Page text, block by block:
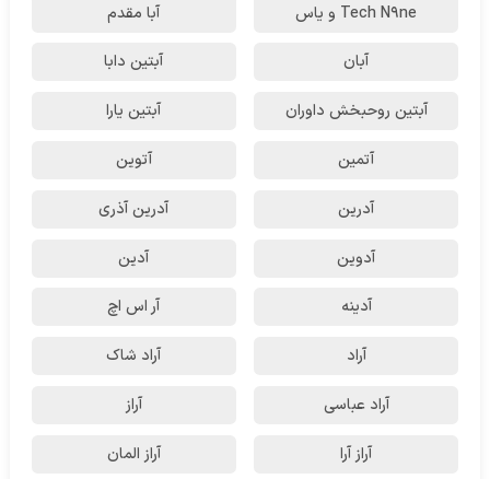
Tech N9ne و یاس آبا مقدم
آبان آبتین دابا
آبتین روحبخش داوران آبتین یارا
آتمین آتوین
آدرین آدرین آذری
آدوین آدین
آدینه آر اس اچ
آراد آراد شاک
آراد عباسی آراز
آراز آرا آراز المان